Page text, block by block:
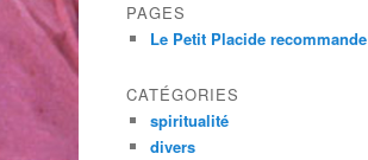
PAGES
Le Petit Placide recommande
CATÉGORIES
spiritualité
divers